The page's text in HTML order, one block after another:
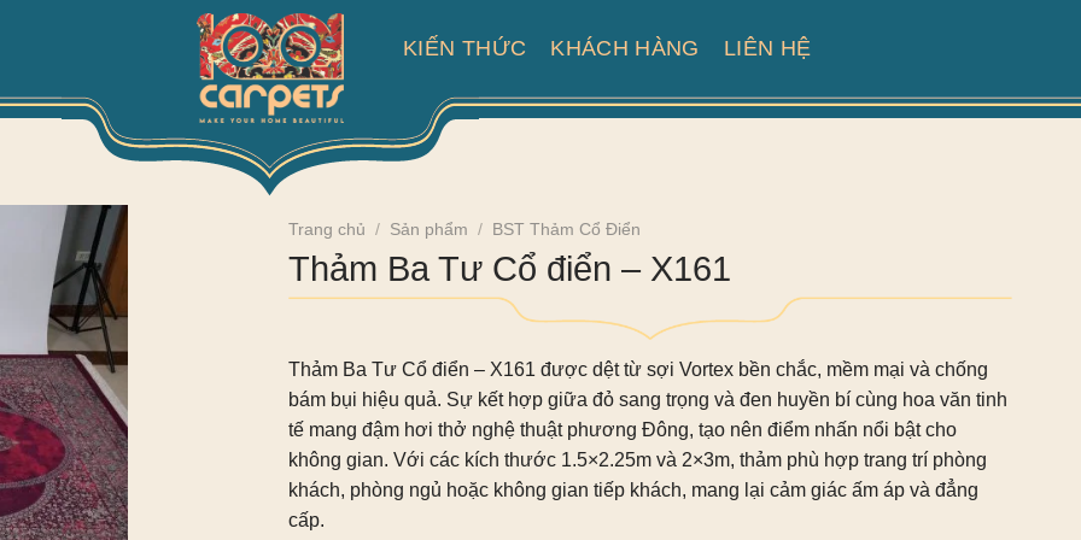
KIẾN THỨC KHÁCH HÀNG LIÊN HỆ
Trang chủ / Sản phẩm / BST Thảm Cổ Điển
Thảm Ba Tư Cổ điển – X161
Thảm Ba Tư Cổ điển – X161 được dệt từ sợi Vortex bền chắc, mềm mại và chống
bám bụi hiệu quả. Sự kết hợp giữa đỏ sang trọng và đen huyền bí cùng hoa văn tinh
tế mang đậm hơi thở nghệ thuật phương Đông, tạo nên điểm nhấn nổi bật cho
không gian. Với các kích thước 1.5×2.25m và 2×3m, thảm phù hợp trang trí phòng
khách, phòng ngủ hoặc không gian tiếp khách, mang lại cảm giác ấm áp và đẳng
cấp.